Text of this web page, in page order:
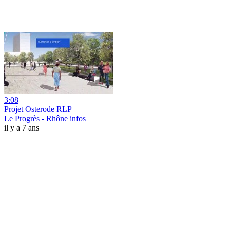
3:08
Projet Osterode RLP
Le Progrès - Rhône infos
il y a 7 ans